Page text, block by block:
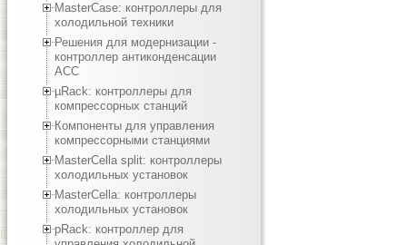
MasterCase: контроллеры для
холодильной техники
Решения для модернизации -
контроллер антиконденсации
ACC
µRack: контроллеры для
компрессорных станций
Компоненты для управления
компрессорными станциями
MasterCella split: контроллеры
холодильных установок
MasterCella: контроллеры
холодильных установок
pRack: контроллер для